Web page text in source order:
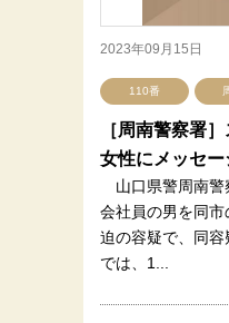
2023年09月15日
110番
［周南警察署
女性にメッセ
山口県警周南警
会社員の男を同
迫の容疑で、同
では、1...